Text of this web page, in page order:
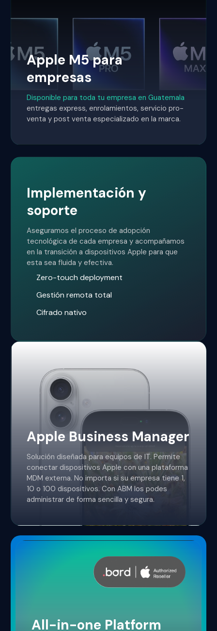
Apple M5 para
empresas
Disponible para toda tu empresa en Guatemala
entregas express, enrolamientos, servicio pro-
venta y post venta especializado en la marca.
Implementación y
soporte
Aseguramos el proceso de adopción
tecnológica de cada empresa y acompañamos
en la transición a dispositivos Apple para que
esta sea fluida y efectiva.
Zero-touch deployment
Gestión remota total
Cifrado nativo
Apple Business Manager
Solución diseñada para equipos de IT. Permite
conectar dispositivos Apple con una plataforma
MDM externa. No importa si su empresa tiene 1,
10 o 100 dispositivos. Con ABM los podes
administrar de forma sencilla y segura.
All-in-one Platform